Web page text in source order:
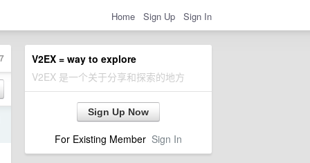
Home Sign Up Sign In
V2EX = way to explore
V2EX 是一个关于分享和探索的地方
Sign Up Now
For Existing Member Sign In